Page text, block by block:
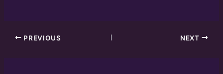
PREVIOUS NEXT